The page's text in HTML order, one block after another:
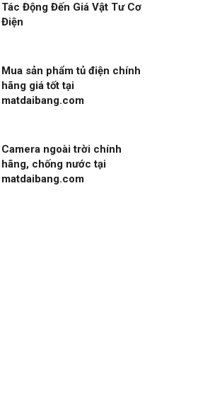
Tác Động Đến Giá Vật Tư Cơ
Điện
Mua sản phẩm tủ điện chính
hãng giá tốt tại
matdaibang.com
Camera ngoài trời chính
hãng, chống nước tại
matdaibang.com